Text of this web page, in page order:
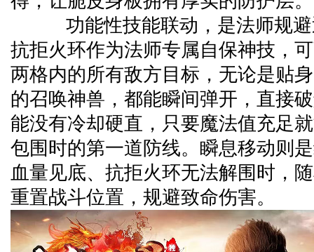
功能性技能联动，是法师规避
抗拒火环作为法师专属自保神技，
两格内的所有敌方目标，无论是贴
的召唤神兽，都能瞬间弹开，直接
能没有冷却硬直，只要魔法值充足
包围时的第一道防线。瞬息移动则
血量见底、抗拒火环无法解围时，
重置战斗位置，规避致命伤害。